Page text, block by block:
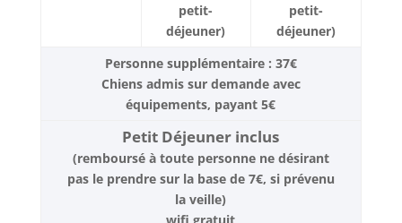
petit-
déjeuner)
petit-
déjeuner)
Personne supplémentaire : 37€
Chiens admis sur demande avec
équipements, payant 5€
Petit Déjeuner inclus
(remboursé à toute personne ne désirant
pas le prendre sur la base de 7€, si prévenu
la veille)